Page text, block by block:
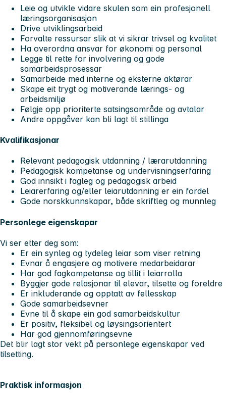
Leie og utvikle vidare skulen som ein profesjonell
læringsorganisasjon
Drive utviklingsarbeid
Forvalte ressursar slik at vi sikrar trivsel og kvalitet
Ha overordna ansvar for økonomi og personal
Legge til rette for involvering og gode
samarbeidsprosessar
Samarbeide med interne og eksterne aktørar
Skape eit trygt og motiverande lærings- og
arbeidsmiljø
Følgje opp prioriterte satsingsområde og avtalar
Andre oppgåver kan bli lagt til stillinga
Kvalifikasjonar
Relevant pedagogisk utdanning / lærarutdanning
Pedagogisk kompetanse og undervisningserfaring
God innsikt i fagleg og pedagogisk arbeid
Leiarerfaring og/eller leiarutdanning er ein fordel
Gode norskkunnskapar, både skriftleg og munnleg
Personlege eigenskapar
Vi ser etter deg som:
Er ein synleg og tydeleg leiar som viser retning
Evnar å engasjere og motivere medarbeidarar
Har god fagkompetanse og tillit i leiarrolla
Byggjer gode relasjonar til elevar, tilsette og foreldre
Er inkluderande og opptatt av fellesskap
Gode samarbeidsevner
Evne til å skape ein god samarbeidskultur
Er positiv, fleksibel og løysingsorientert
Har god gjennomføringsevne
Det blir lagt stor vekt på personlege eigenskapar ved
tilsetting.
Praktisk informasjon